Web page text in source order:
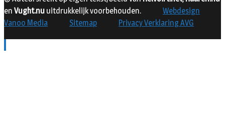
en Vught.nu uitdrukkelijk voorbehouden.
Webdesign
Vanoo Media
Sitemap Privacy Verklaring AVG